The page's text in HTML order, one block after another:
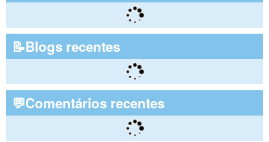
📝Blogs recentes
💬Comentários recentes